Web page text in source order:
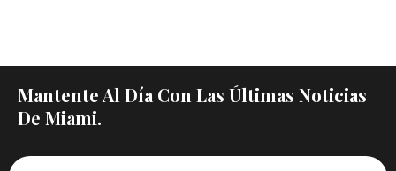
Mantente Al Día Con Las Últimas Noticias
De Miami.